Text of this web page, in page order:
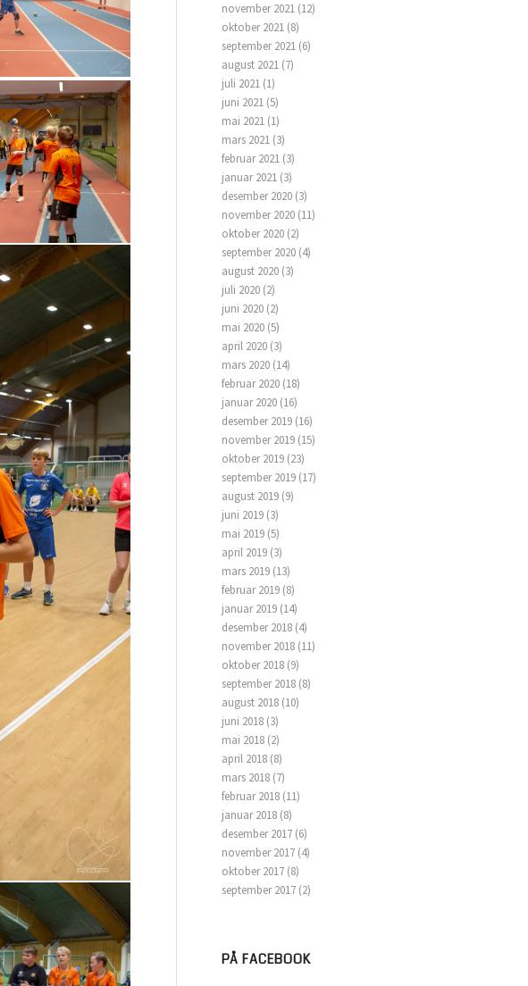
november 2021 (12)
oktober 2021 (8)
september 2021 (6)
august 2021 (7)
juli 2021 (1)
juni 2021 (5)
mai 2021 (1)
mars 2021 (3)
februar 2021 (3)
januar 2021 (3)
desember 2020 (3)
november 2020 (11)
oktober 2020 (2)
september 2020 (4)
august 2020 (3)
juli 2020 (2)
juni 2020 (2)
mai 2020 (5)
april 2020 (3)
mars 2020 (14)
februar 2020 (18)
januar 2020 (16)
desember 2019 (16)
november 2019 (15)
oktober 2019 (23)
september 2019 (17)
august 2019 (9)
juni 2019 (3)
mai 2019 (5)
april 2019 (3)
mars 2019 (13)
februar 2019 (8)
januar 2019 (14)
desember 2018 (4)
november 2018 (11)
oktober 2018 (9)
september 2018 (8)
august 2018 (10)
juni 2018 (3)
mai 2018 (2)
april 2018 (8)
mars 2018 (7)
februar 2018 (11)
januar 2018 (8)
desember 2017 (6)
november 2017 (4)
oktober 2017 (8)
september 2017 (2)
PÅ FACEBOOK